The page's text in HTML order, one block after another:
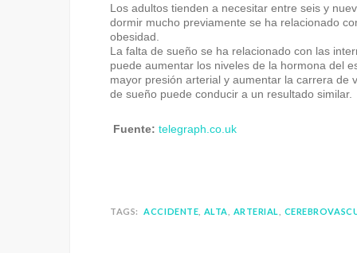
Los adultos tienden a necesitar entre seis y
dormir mucho previamente se ha relacionado
obesidad.
La falta de sueño se ha relacionado con las
puede aumentar los niveles de la hormona del
mayor presión arterial y aumentar la carrera de
de sueño puede conducir a un resultado similar.
Fuente: telegraph.co.uk
TAGS: ACCIDENTE ALTA ARTERIAL